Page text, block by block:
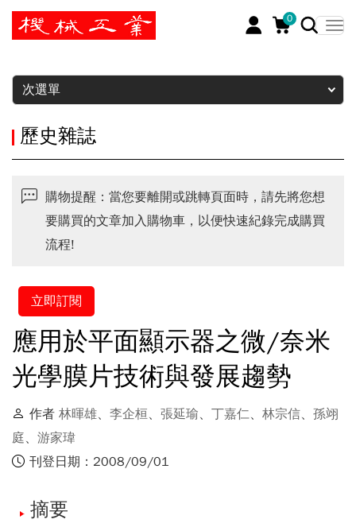
0
暫停
次選單
歷史雜誌
購物提醒：當您要離開或跳轉頁面時，請先將您想
要購買的文章加入購物車，以便快速紀錄完成購買
流程!
立即訂閱
應用於平面顯示器之微/奈米
光學膜片技術與發展趨勢
作者 林暉雄、 李企桓、 張延瑜、 丁嘉仁、 林宗信、 孫翊
庭、 游家瑋
刊登日期：2008/09/01
摘要